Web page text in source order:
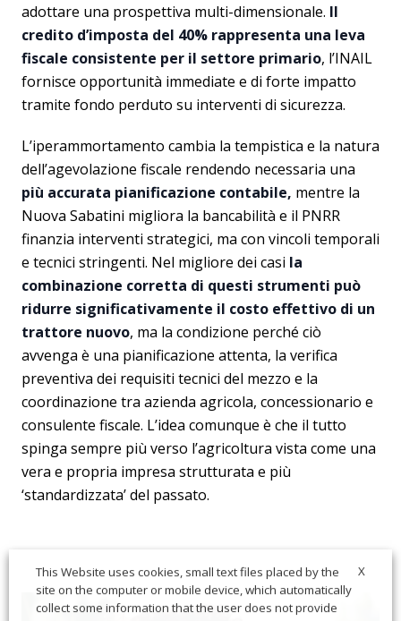
adottare una prospettiva multi-dimensionale. Il
credito d’imposta del 40% rappresenta una leva
fiscale consistente per il settore primario, l’INAIL
fornisce opportunità immediate e di forte impatto
tramite fondo perduto su interventi di sicurezza.
L’iperammortamento cambia la tempistica e la natura
dell’agevolazione fiscale rendendo necessaria una
più accurata pianificazione contabile, mentre la
Nuova Sabatini migliora la bancabilità e il PNRR
finanzia interventi strategici, ma con vincoli temporali
e tecnici stringenti. Nel migliore dei casi la
combinazione corretta di questi strumenti può
ridurre significativamente il costo effettivo di un
trattore nuovo, ma la condizione perché ciò
avvenga è una pianificazione attenta, la verifica
preventiva dei requisiti tecnici del mezzo e la
coordinazione tra azienda agricola, concessionario e
consulente fiscale. L’idea comunque è che il tutto
spinga sempre più verso l’agricoltura vista come una
vera e propria impresa strutturata e più
‘standardizzata’ del passato.
X
This Website uses cookies, small text files placed by the
site on the computer or mobile device, which automatically
collect some information that the user does not provide